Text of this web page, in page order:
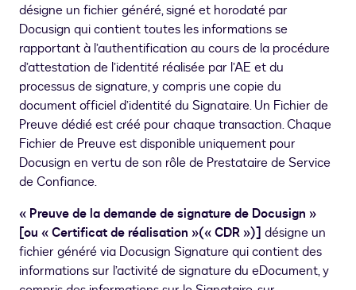
désigne un fichier généré, signé et horodaté par
Docusign qui contient toutes les informations se
rapportant à l’authentification au cours de la procédure
d’attestation de l’identité réalisée par l’AE et du
processus de signature, y compris une copie du
document officiel d’identité du Signataire. Un Fichier de
Preuve dédié est créé pour chaque transaction. Chaque
Fichier de Preuve est disponible uniquement pour
Docusign en vertu de son rôle de Prestataire de Service
de Confiance.
« Preuve de la demande de signature de Docusign »
[ou « Certificat de réalisation »(« CDR »)] désigne un
fichier généré via Docusign Signature qui contient des
informations sur l’activité de signature du eDocument, y